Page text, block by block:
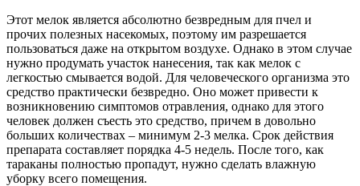
Этот мелок является абсолютно безвредным для пчел и
прочих полезных насекомых, поэтому им разрешается
пользоваться даже на открытом воздухе. Однако в этом случае
нужно продумать участок нанесения, так как мелок с
легкостью смывается водой. Для человеческого организма это
средство практически безвредно. Оно может привести к
возникновению симптомов отравления, однако для этого
человек должен съесть это средство, причем в довольно
больших количествах – минимум 2-3 мелка. Срок действия
препарата составляет порядка 4-5 недель. После того, как
тараканы полностью пропадут, нужно сделать влажную
уборку всего помещения.